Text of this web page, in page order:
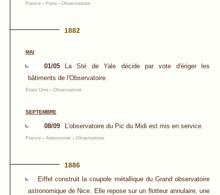
France - Paris - Observatoire
1882
MAI
01/05
La Sté de Yale décide par vote d'ériger les
bâtiments de l'Observatoire.
Etats Unis - Observatoire
SEPTEMBRE
08/09 L'observatoire du Pic du Midi est mis en service.
France - Astronomie - Observatoire
1886
Eiffel construit la coupole métallique du Grand observatoire
astronomique de Nice. Elle repose sur un flotteur annulaire, une